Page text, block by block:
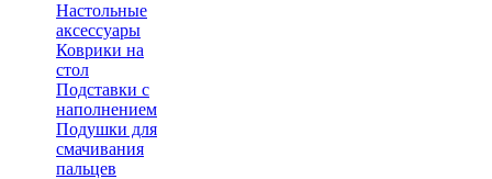
Настольные
аксессуары
Коврики на
стол
Подставки с
наполнением
Подушки для
смачивания
пальцев